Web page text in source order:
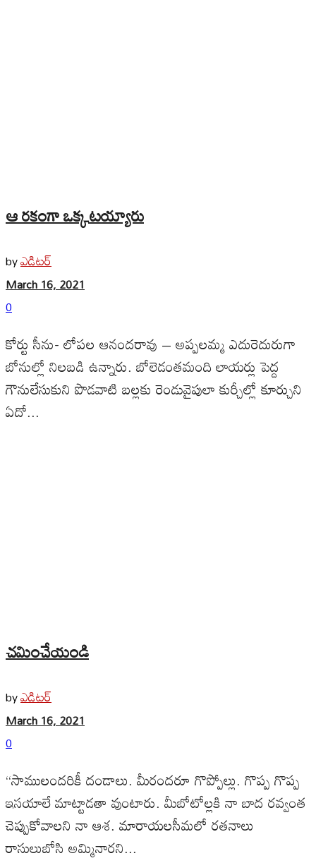
ఆ రకంగా ఒక్కటయ్యారు
byఎడిటర్
March 16, 2021
0
కోర్టు సీను- లోపల ఆనందరావు – అప్పలమ్మ ఎదురెదురుగా
బోనుల్లో నిలబడి ఉన్నారు. బోలెడంతమంది లాయర్లు పెద్ద
గౌనులేసుకుని పొడవాటి బల్లకు రెండువైపులా కుర్చీల్లో కూర్చుని
ఏదో...
చమించేయండి
byఎడిటర్
March 16, 2021
0
‘‘సాములందరికీ దండాలు. మీరందరూ గొప్పోల్లు. గొప్ప గొప్ప
ఇసయాలే మాట్టాడతా వుంటారు. మీబోటోల్లకి నా బాద రవ్వంత
చెప్పుకోవాలని నా ఆశ. మారాయలసీమలో రతనాలు
రాసులుబోసి అమ్మినారని...